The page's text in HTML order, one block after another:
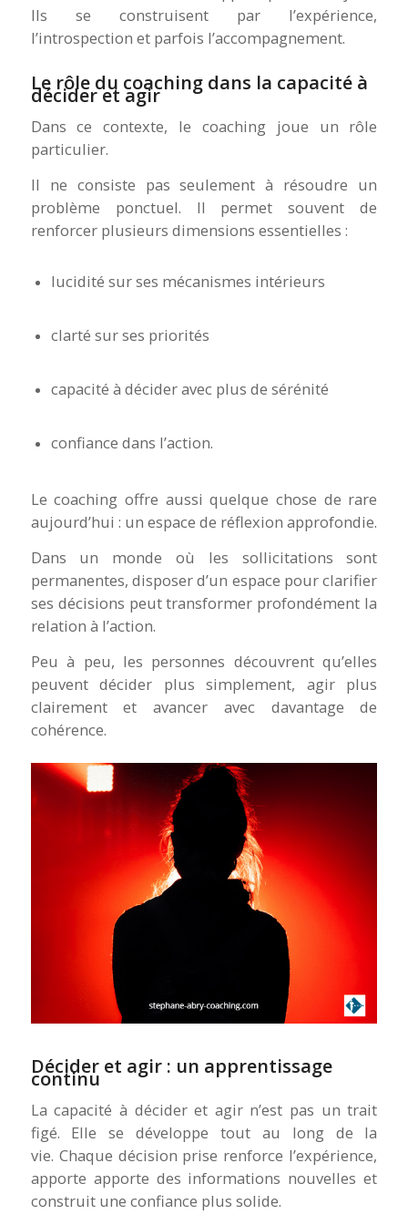
Ils se construisent par l’expérience,
l’introspection et parfois l’accompagnement.
Le rôle du coaching dans la capacité à
décider et agir
Dans ce contexte, le coaching joue un rôle
particulier.
Il ne consiste pas seulement à résoudre un
problème ponctuel. Il permet souvent de
renforcer plusieurs dimensions essentielles :
lucidité sur ses mécanismes intérieurs
clarté sur ses priorités
capacité à décider avec plus de sérénité
confiance dans l’action.
Le coaching offre aussi quelque chose de rare
aujourd’hui : un espace de réflexion approfondie.
Dans un monde où les sollicitations sont
permanentes, disposer d’un espace pour clarifier
ses décisions peut transformer profondément la
relation à l’action.
Peu à peu, les personnes découvrent qu’elles
peuvent décider plus simplement, agir plus
clairement et avancer avec davantage de
cohérence.
Décider et agir : un apprentissage
continu
La capacité à décider et agir n’est pas un trait
figé. Elle se développe tout au long de la
vie. Chaque décision prise renforce l’expérience,
apporte apporte des informations nouvelles et
construit une confiance plus solide.